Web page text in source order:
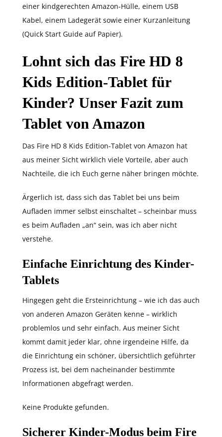
einer kindgerechten Amazon-Hülle, einem USB
Kabel, einem Ladegerät sowie einer Kurzanleitung
(Quick Start Guide auf Papier).
Lohnt sich das Fire HD 8
Kids Edition-Tablet für
Kinder? Unser Fazit zum
Tablet von Amazon
Das Fire HD 8 Kids Edition-Tablet von Amazon hat
aus meiner Sicht wirklich viele Vorteile, aber auch
Nachteile, die ich Euch gerne näher bringen möchte.
Ärgerlich ist, dass sich das Tablet bei uns beim
Aufladen immer selbst einschaltet – scheinbar muss
es beim Aufladen „an“ sein, was ich aber nicht
verstehe.
Einfache Einrichtung des Kinder-
Tablets
Hingegen geht die Ersteinrichtung – wie ich das auch
von anderen Amazon Geräten kenne – wirklich
problemlos und sehr einfach. Aus meiner Sicht
kommt damit jeder klar, ohne irgendeine Hilfe, da
die Einrichtung ein schöner, übersichtlich geführter
Prozess ist, bei dem nacheinander bestimmte
Informationen abgefragt werden.
Keine Produkte gefunden.
Sicherer Kinder-Modus beim Fire